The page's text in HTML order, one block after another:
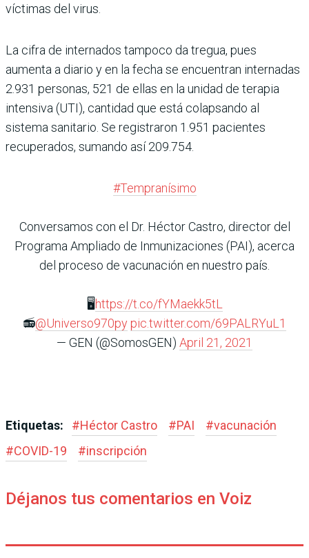
víctimas del virus.
La cifra de internados tampoco da tregua, pues
aumenta a diario y en la fecha se encuentran internadas
2.931 personas, 521 de ellas en la unidad de terapia
intensiva (UTI), cantidad que está colapsando al
sistema sanitario. Se registraron 1.951 pacientes
recuperados, sumando así 209.754.
#Tempranísimo
Conversamos con el Dr. Héctor Castro, director del
Programa Ampliado de Inmunizaciones (PAI), acerca
del proceso de vacunación en nuestro país.
🖥https://t.co/fYMaekk5tL
📻@Universo970py pic.twitter.com/69PALRYuL1
— GEN (@SomosGEN) April 21, 2021
Etiquetas: #Héctor Castro #PAI #vacunación
#COVID-19 #inscripción
Déjanos tus comentarios en Voiz